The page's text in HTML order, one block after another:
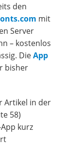
den
mit
Server
– kostenlos
DieApp
bisher
Artikel in der
58)
kurz